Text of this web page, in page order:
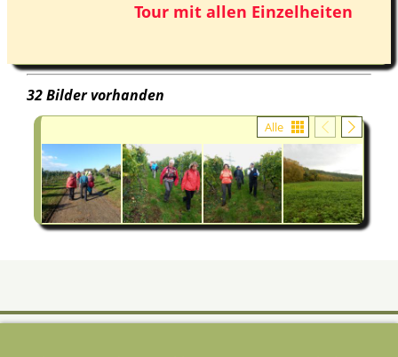
Tour mit allen Einzelheiten
32 Bilder vorhanden
Alle